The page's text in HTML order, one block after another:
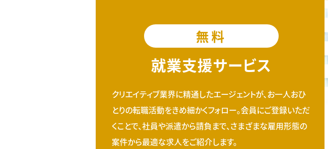
無料
就業支援サービス
クリエイティブ業界に精通したエージェントが、お一人おひ
とりの転職活動をきめ細かくフォロー。会員にご登録いただ
くことで、社員や派遣から請負まで、さまざまな雇用形態の
案件から最適な求人をご紹介します。